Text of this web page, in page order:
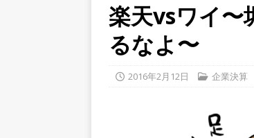
楽天vsワイ〜
るなよ〜
2016年2月12日 企業決算